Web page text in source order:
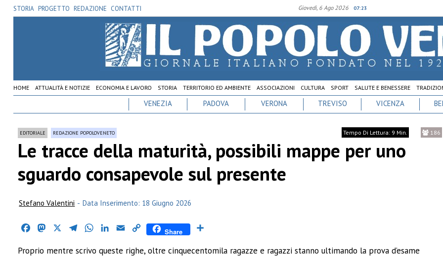
STORIA PROGETTO REDAZIONE CONTATTI Giovedì, 6 Ago 2026 07:23
HOME ATTUALITÀ E NOTIZIE ECONOMIA E LAVORO STORIA TERRITORIO ED AMBIENTE ASSOCIAZIONI CULTURA SPORT SALUTE E BENESSERE
VENEZIA PADOVA VERONA TREVISO VICENZA
EDITORIALE REDAZIONE POPOLOVENETO Tempo Di Lettura: 9 Min. 186
Le tracce della maturità, possibili mappe per uno
sguardo consapevole sul presente
Stefano Valentini - Data Inserimento: 18 Giugno 2026
FacebookMastodon TelegramWhatsAppLinkedIn
Email Copy
Share
Proprio mentre scrivo queste righe, oltre cinquecentomila ragazze e ragazzi stanno ultimando la prova d’esame